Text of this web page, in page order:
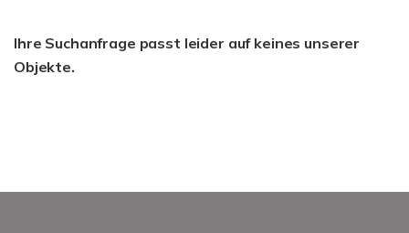
Ihre Suchanfrage passt leider auf keines unserer
Objekte.